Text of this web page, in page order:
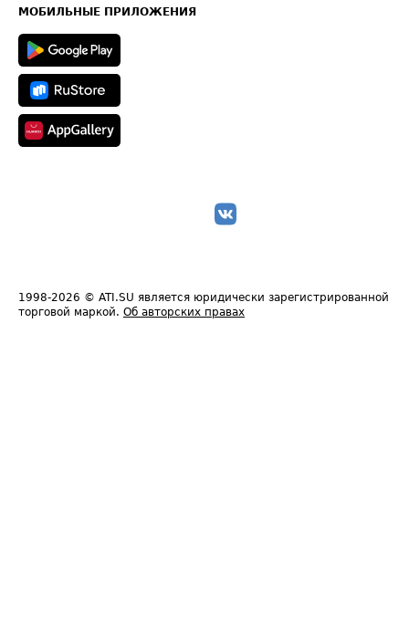
Техническая информация
МОБИЛЬНЫЕ ПРИЛОЖЕНИЯ
1998-2026 © ATI.SU является юридически зарегистрированной
торговой маркой. Об авторских правах